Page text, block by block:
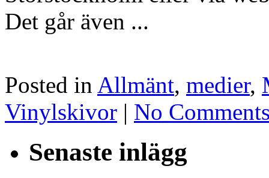
Det går även ...
Posted in Allmänt, medier,
Vinylskivor | No
Senaste inlägg